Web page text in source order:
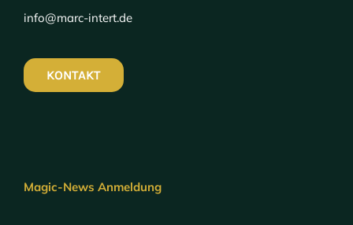
info@marc-intert.de
KONTAKT
Magic-News Anmeldung